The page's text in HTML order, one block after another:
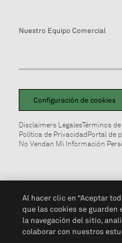
Nuestro Equipo Comercial
Configuración de cookies
Disclaimers LegalesTérminos de
Política de PrivacidadPortal de
No Vendan Mi Información
Al hacer clic en “Aceptar
que las cookies se
la navegación del sitio,
colaborar con nuestros